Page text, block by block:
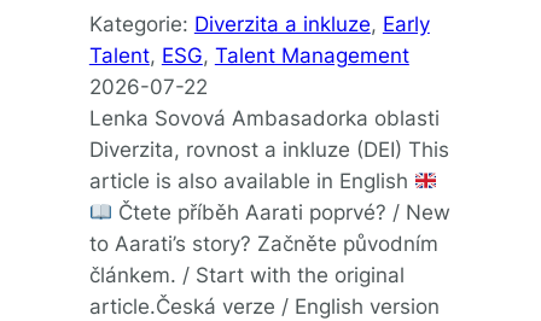
Kategorie: Diverzita a inkluze, Early
Talent, ESG, Talent Management
2026-07-22
Lenka Sovová Ambasadorka oblasti
Diverzita, rovnost a inkluze (DEI) This
article is also available in English
Čtete příběh Aarati poprvé? / New
to Aarati’s story? Začněte původním
článkem. / Start with the original
article.Česká verze / English version